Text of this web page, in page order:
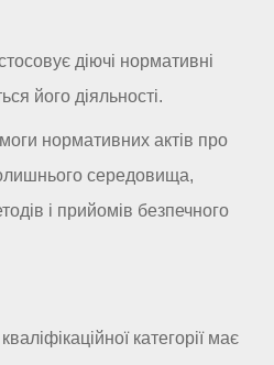
діючі нормативні
його діяльності.
нормативних актів про
середовища,
і прийомів безпечного
категорії має